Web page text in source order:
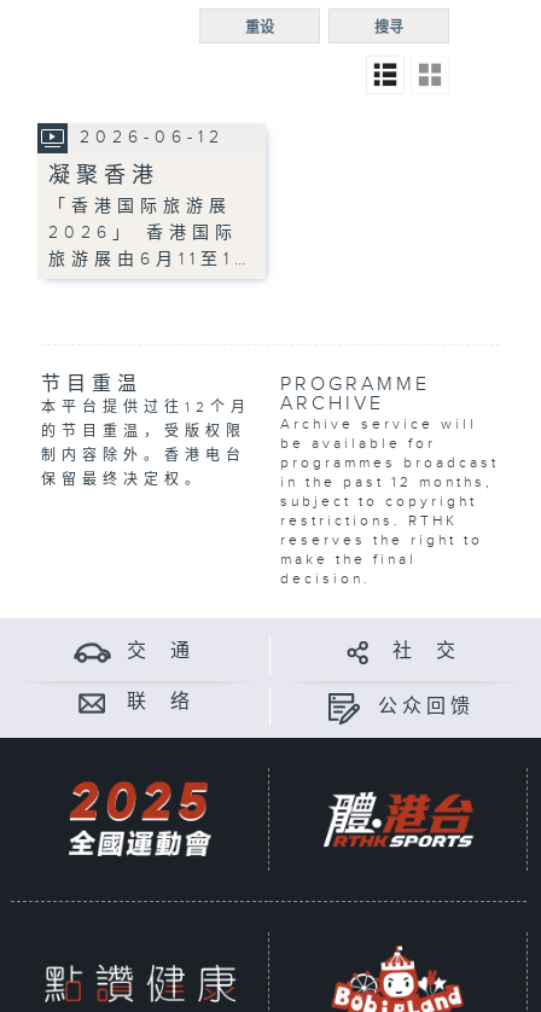
R5
普通
搜寻
重设
2026-06-12
凝聚香港
「香港国际旅游展
2026」 香港国际
旅游展由6月11至1…
节目重温
本平台提供过往12个月
的节目重温，受版权限
制内容除外。香港电台
保留最终决定权。
PROGRAMME
ARCHIVE
Archive service will
be available for
programmes broadcast
in the past 12 months,
subject to copyright
restrictions. RTHK
reserves the right to
make the final
decision.
交 通 社 交
联 络 公众回馈